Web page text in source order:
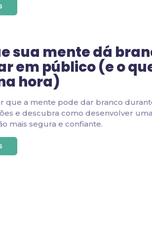
sua mente dá
em público (e o
hora)
que a mente pode dar branco
e descubra como desenvolver uma
mais segura e confiante.